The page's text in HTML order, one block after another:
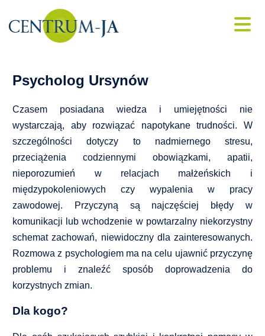
Skip
content
Psycholog Ursynów
Czasem posiadana wiedza i umiejętności nie
wystarczają, aby rozwiązać napotykane trudności. W
szczególności dotyczy to nadmiernego stresu,
przeciążenia codziennymi obowiązkami, apatii,
nieporozumień w relacjach małżeńskich i
międzypokoleniowych czy wypalenia w pracy
zawodowej. Przyczyną są najczęściej błędy w
komunikacji lub wchodzenie w powtarzalny niekorzystny
schemat zachowań, niewidoczny dla zainteresowanych.
Rozmowa z psychologiem ma na celu ujawnić przyczynę
problemu i znaleźć sposób doprowadzenia do
korzystnych zmian.
Dla kogo?
Konsultacje i psychoterapia online
Porada psychologiczna
Psycholog dziecięcy
Psycholog dla młodzieży
Psychiatra online
Leczenie depresji
Leczenie bezsenności
Psychoterapia